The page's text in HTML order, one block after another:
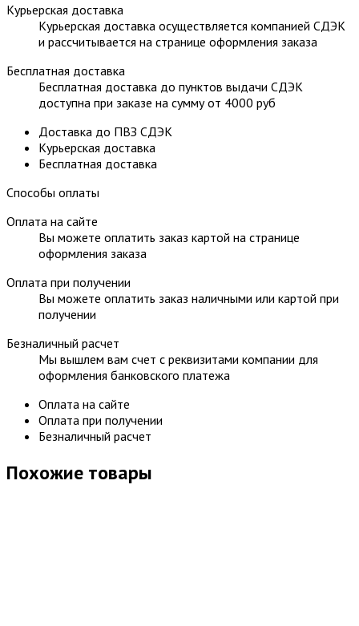
Курьерская доставка
Курьерская доставка осуществляется компанией СДЭК
и рассчитывается на странице оформления заказа
Бесплатная доставка
Бесплатная доставка до пунктов выдачи СДЭК
доступна при заказе на сумму от 4000 руб
Доставка до ПВЗ СДЭК
Курьерская доставка
Бесплатная доставка
Способы оплаты
Оплата на сайте
Вы можете оплатить заказ картой на странице
оформления заказа
Оплата при получении
Вы можете оплатить заказ наличными или картой при
получении
Безналичный расчет
Мы вышлем вам счет с реквизитами компании для
оформления банковского платежа
Оплата на сайте
Оплата при получении
Безналичный расчет
Похожие товары